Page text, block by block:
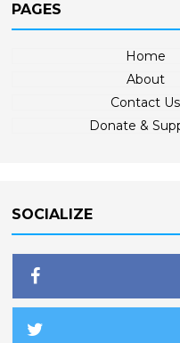
PAGES
Home
About
Contact Us
Donate &
SOCIALIZE